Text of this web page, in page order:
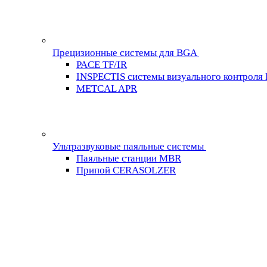
Прецизионные системы для BGA
PACE TF/IR
INSPECTIS системы визуального контроля
METCAL APR
Ультразвуковые паяльные системы
Паяльные станции MBR
Припой CERASOLZER